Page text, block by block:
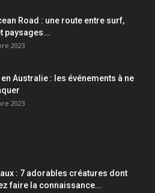
Road : une route entre surf,
paysages...
2023
Australie : les événements à ne
2023
: 7 adorables créatures dont
faire la connaissance...